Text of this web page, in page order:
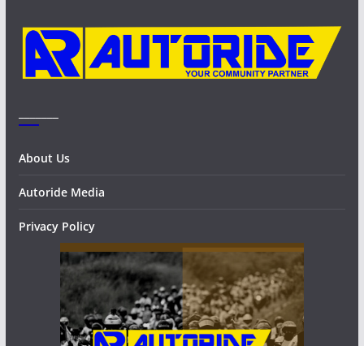
About Us
Autoride Media
Privacy Policy